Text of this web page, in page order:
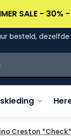
SALE - 30%
besteld,
Creston